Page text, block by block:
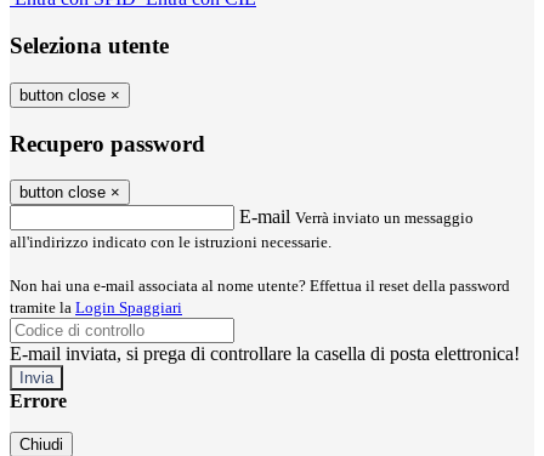
Seleziona utente
button close ×
Recupero password
button close ×
E-mail Verrà inviato un messaggio
all'indirizzo indicato con le istruzioni necessarie.
Non hai una e-mail associata al nome utente? Effettua il reset della password
tramite la Login Spaggiari
E-mail inviata, si prega di controllare la casella di posta elettronica!
Errore
Chiudi